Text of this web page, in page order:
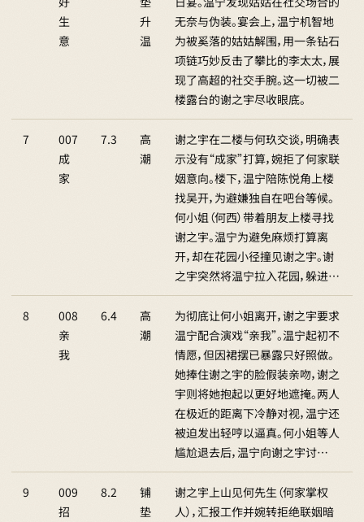
生
意
升
温
无奈与伪装。宴会上，温宁机智地
为被奚落的姑姑解围，用一条钻石
项链巧妙反击了攀比的李太太，展
现了高超的社交手腕。这一切被二
楼露台的谢之宇尽收眼底。
7
007
成
家
7.3
高
潮
谢之宇在二楼与何玖交谈，明确表
示没有“成家”打算，婉拒了何家联
姻意向。楼下，温宁陪陈悦角上楼
找吴开，为避嫌独自在吧台等候。
何小姐（何西）带着朋友上楼寻找
谢之宇。温宁为避免麻烦打算离
开，却在花园小径撞见谢之宇。谢
之宇突然将温宁拉入花园，躲进…
8
008
亲
我
6.4
高
潮
为彻底让何小姐离开，谢之宇要求
温宁配合演戏“亲我”。温宁起初不
情愿，但因裙摆已暴露只好照做。
她捧住谢之宇的脸假装亲吻，谢之
宇则将她抱起以更好地遮掩。两人
在极近的距离下冷静对视，温宁还
被迫发出轻哼以逼真。何小姐等人
尴尬退去后，温宁向谢之宇讨…
9
009
招
8.2
铺
垫
谢之宇上山见何先生（何家掌权
人），汇报工作并婉转拒绝联姻暗